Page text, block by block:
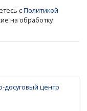
сПолитикой
на обработку
центр